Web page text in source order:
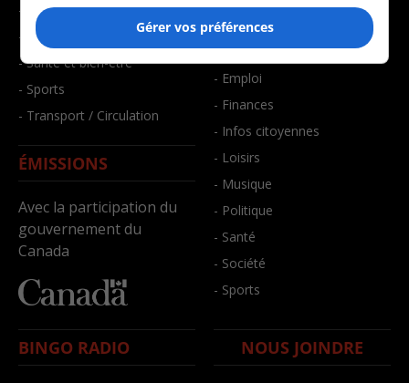
- Environnement
- Faits divers
- Santé et bien-être
- Sports
- Transport / Circulation
ÉMISSIONS
Avec la participation du
gouvernement du
Canada
- Art de vivre
- Bien-être
- Emploi
- Finances
- Infos citoyennes
- Loisirs
- Musique
- Politique
- Santé
- Société
- Sports
BINGO RADIO NOUS JOINDRE
Gérer vos préférences